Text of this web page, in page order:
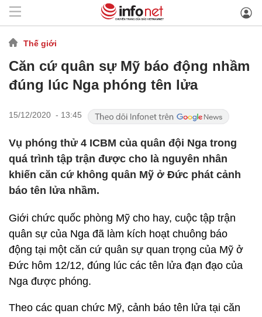
Thế giới
Căn cứ quân sự Mỹ báo động nhầm
đúng lúc Nga phóng tên lửa
15/12/2020 - 13:45
Vụ phóng thử 4 ICBM của quân đội Nga trong
quá trình tập trận được cho là nguyên nhân
khiến căn cứ không quân Mỹ ở Đức phát cảnh
báo tên lửa nhầm.
Giới chức quốc phòng Mỹ cho hay, cuộc tập trận
quân sự của Nga đã làm kích hoạt chuông báo
động tại một căn cứ quân sự quan trọng của Mỹ ở
Đức hôm 12/12, đúng lúc các tên lửa đạn đạo của
Nga được phóng.
Theo các quan chức Mỹ, cảnh báo tên lửa tại căn